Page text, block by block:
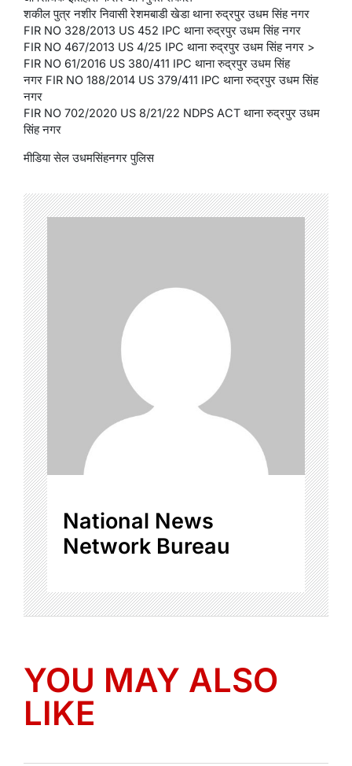
शकील पुत्र नशीर निवासी रेशमबाडी खेडा थाना रुद्रपुर उधम सिंह नगर
FIR NO 328/2013 US 452 IPC थाना रुद्रपुर उधम सिंह नगर
FIR NO 467/2013 US 4/25 IPC थाना रुद्रपुर उधम सिंह नगर >
FIR NO 61/2016 US 380/411 IPC थाना रुद्रपुर उधम सिंह
नगर FIR NO 188/2014 US 379/411 IPC थाना रुद्रपुर उधम सिंह
नगर
FIR NO 702/2020 US 8/21/22 NDPS ACT थाना रुद्रपुर उधम
सिंह नगर
मीडिया सेल उधमसिंहनगर पुलिस
National News
Network Bureau
YOU MAY ALSO
LIKE